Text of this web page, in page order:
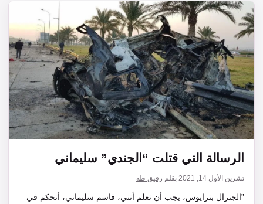
الرسالة التي قتلت “الجندي” سليماني
تشرين الأول 14, 2021 بقلم رفيق طه
‏”الجنرال بترايوس، يجب أن تعلم أنني، قاسم سليماني، أتحكم في